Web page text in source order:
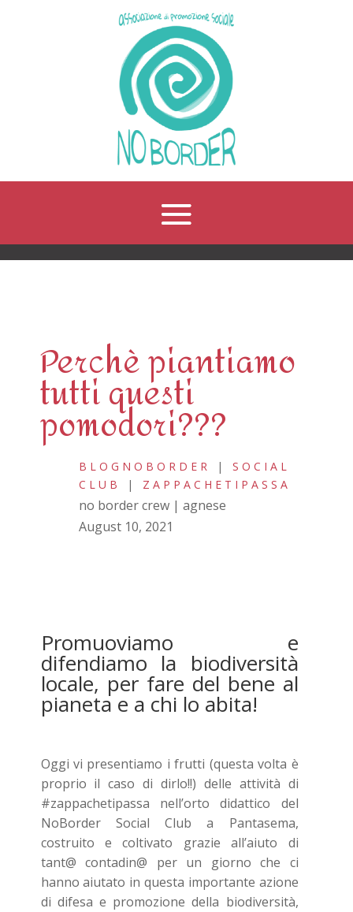
Perchè piantiamo
tutti questi
pomodori???
BLOGNOBORDER | SOCIAL
CLUB
| ZAPPACHETIPASSA
no border crew | agnese
August 10, 2021
Promuoviamo e
difendiamo la biodiversità
locale, per fare del bene al
pianeta e a chi lo abita!
Oggi vi presentiamo i frutti (questa volta è
proprio il caso di dirlo!!) delle attività di
#zappachetipassa nell’orto didattico del
NoBorder Social Club a Pantasema,
costruito e coltivato grazie all’aiuto di
tant@ contadin@ per un giorno che ci
hanno aiutato in questa importante azione
di difesa e promozione della biodiversità,